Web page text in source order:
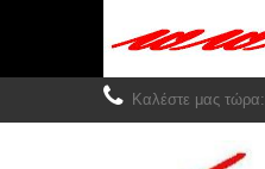
Καλέστε μας τώρα: